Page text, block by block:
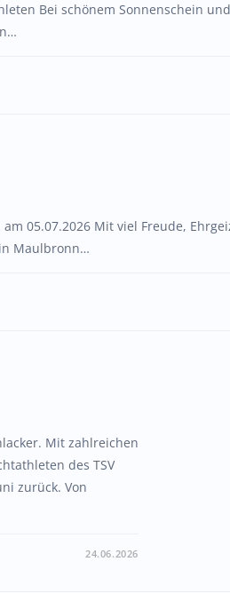
Bei schönem Sonnenschein
05.07.2026 Mit viel Freude,
Maulbronn…
Mit zahlreichen
des TSV
zurück. Von
24.06.2026